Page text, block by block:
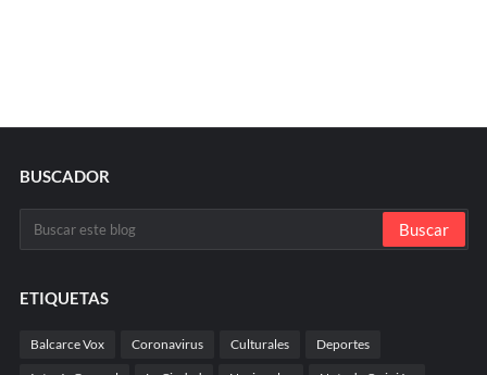
BUSCADOR
ETIQUETAS
Balcarce Vox Coronavirus Culturales Deportes